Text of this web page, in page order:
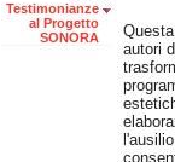
Testimonianze
al Progetto
SONORA
autori